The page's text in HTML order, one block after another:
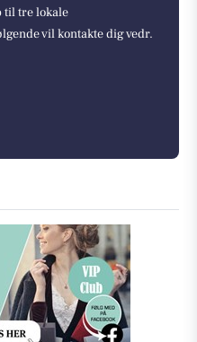
til tre lokale
vil kontakte dig vedr.